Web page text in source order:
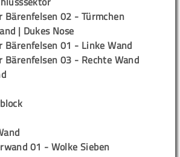
Bärenfelsen 02 - Türmchen
| Dukes Nose
Bärenfelsen 01 - Linke Wand
Bärenfelsen 03 - Rechte Wand
01 - Wolke Sieben